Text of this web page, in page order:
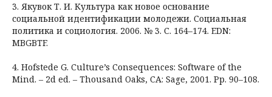
3. Якувок Т. И. Культура как новое основание
социальной идентификации молодежи. Социальная
политика и социология. 2006. № 3. С. 164–174. EDN:
MBGBTF.
4. Hofstede G. Culture’s Consequences: Software of the
Mind. – 2d ed. – Thousand Oaks, CA: Sage, 2001. Pр. 90–108.